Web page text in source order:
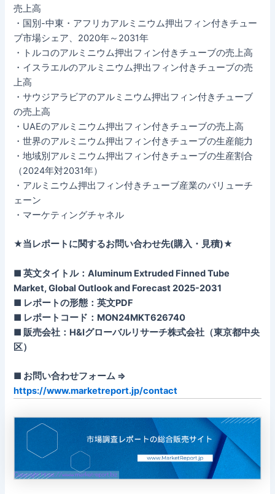
売上高
・国別-中東・アフリカアルミニウム押出フィン付きチュー
ブ市場シェア、2020年～2031年
・トルコのアルミニウム押出フィン付きチューブの売上高
・イスラエルのアルミニウム押出フィン付きチューブの売
上高
・サウジアラビアのアルミニウム押出フィン付きチューブ
の売上高
・UAEのアルミニウム押出フィン付きチューブの売上高
・世界のアルミニウム押出フィン付きチューブの生産能力
・地域別アルミニウム押出フィン付きチューブの生産割合
（2024年対2031年）
・アルミニウム押出フィン付きチューブ産業のバリューチ
ェーン
・マーケティングチャネル
★当レポートに関するお問い合わせ先(購入・見積)★
■ 英文タイトル：Aluminum Extruded Finned Tube
Market, Global Outlook and Forecast 2025-2031
■ レポートの形態：英文PDF
■ レポートコード：MON24MKT626740
■ 販売会社：H&Iグローバルリサーチ株式会社（東京都中央
区）
■ お問い合わせフォーム ⇒
https://www.marketreport.jp/contact